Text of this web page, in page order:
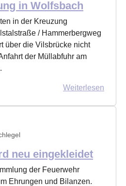
in Wolfsbach
in der Kreuzung
/ Hammerbergweg
über die Vilsbrücke nicht
der Müllabfuhr am
Weiterlesen
neu eingekleidet
der Feuerwehr
Ehrungen und Bilanzen.